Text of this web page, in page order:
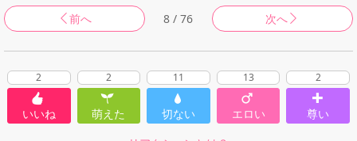
前へ 8 / 76 次へ
2
いいね
2
萌えた
11
切ない
13
エロい
2
尊い